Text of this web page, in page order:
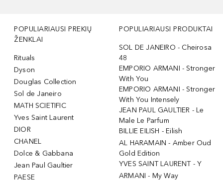
POPULIARIAUSI PREKIŲ
ŽENKLAI
Rituals
Dyson
Douglas Collection
Sol de Janeiro
MATH SCIETIFIC
Yves Saint Laurent
DIOR
CHANEL
Dolce & Gabbana
Jean Paul Gaultier
PAESE
POPULIARIAUSI PRODUKTAI
SOL DE JANEIRO - Cheirosa
48
EMPORIO ARMANI - Stronger
With You
EMPORIO ARMANI - Stronger
With You Intensely
JEAN PAUL GAULTIER - Le
Male Le Parfum
BILLIE EILISH - Eilish
AL HARAMAIN - Amber Oud
Gold Edition
YVES SAINT LAURENT - Y
ARMANI - My Way